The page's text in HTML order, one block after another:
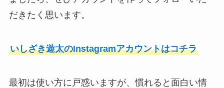
だきたく思います。
いしざき遊太のInstagramアカウントはコチラ
最初は使い方に戸惑いますが、慣れると面白い情